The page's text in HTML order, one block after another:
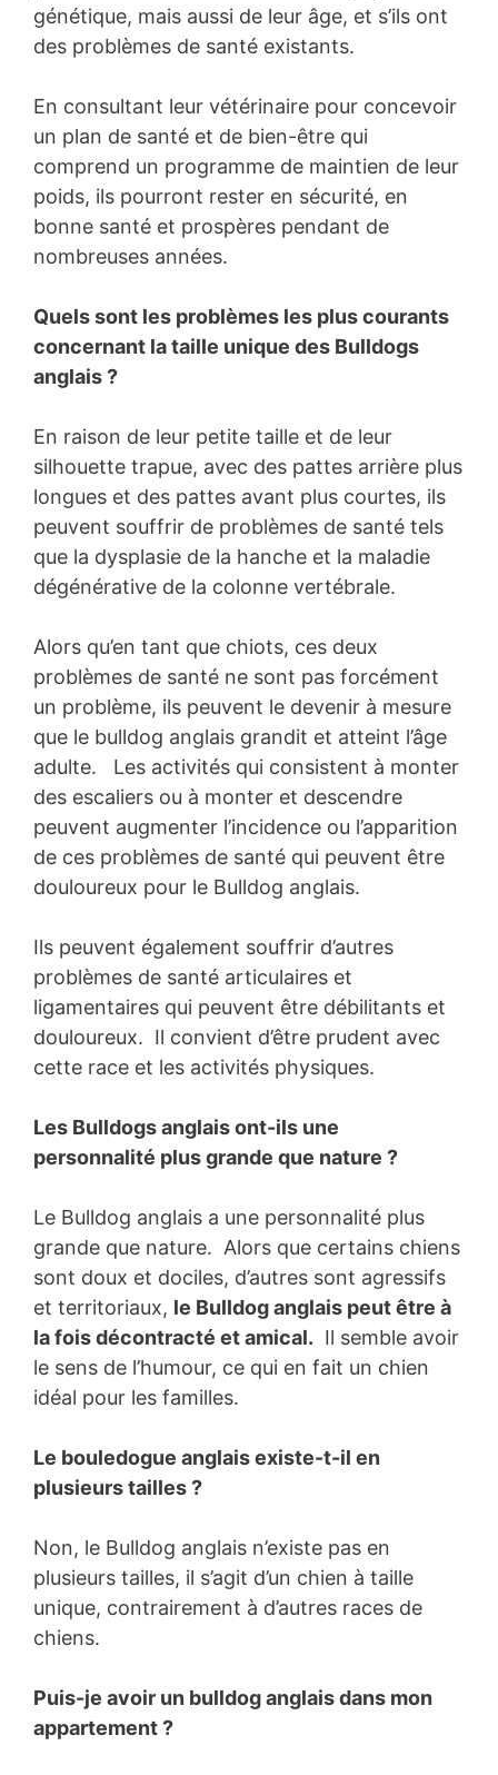
génétique, mais aussi de leur âge, et s’ils ont
des problèmes de santé existants.
En consultant leur vétérinaire pour concevoir
un plan de santé et de bien-être qui
comprend un programme de maintien de leur
poids, ils pourront rester en sécurité, en
bonne santé et prospères pendant de
nombreuses années.
Quels sont les problèmes les plus courants
concernant la taille unique des Bulldogs
anglais ?
En raison de leur petite taille et de leur
silhouette trapue, avec des pattes arrière plus
longues et des pattes avant plus courtes, ils
peuvent souffrir de problèmes de santé tels
que la dysplasie de la hanche et la maladie
dégénérative de la colonne vertébrale.
Alors qu’en tant que chiots, ces deux
problèmes de santé ne sont pas forcément
un problème, ils peuvent le devenir à mesure
que le bulldog anglais grandit et atteint l’âge
adulte. Les activités qui consistent à monter
des escaliers ou à monter et descendre
peuvent augmenter l’incidence ou l’apparition
de ces problèmes de santé qui peuvent être
douloureux pour le Bulldog anglais.
Ils peuvent également souffrir d’autres
problèmes de santé articulaires et
ligamentaires qui peuvent être débilitants et
douloureux. Il convient d’être prudent avec
cette race et les activités physiques.
Les Bulldogs anglais ont-ils une
personnalité plus grande que nature ?
Le Bulldog anglais a une personnalité plus
grande que nature. Alors que certains chiens
sont doux et dociles, d’autres sont agressifs
et territoriaux, le Bulldog anglais peut être à
la fois décontracté et amical. Il semble avoir
le sens de l’humour, ce qui en fait un chien
idéal pour les familles.
Le bouledogue anglais existe-t-il en
plusieurs tailles ?
Non, le Bulldog anglais n’existe pas en
plusieurs tailles, il s’agit d’un chien à taille
unique, contrairement à d’autres races de
chiens.
Puis-je avoir un bulldog anglais dans mon
appartement ?